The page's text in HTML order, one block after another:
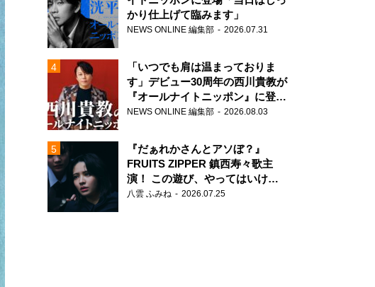
かり仕上げて臨みます」
NEWS ONLINE 編集部 2026.07.31
「いつでも肩は温まっておりま
す」デビュー30周年の西川貴教が
『オールナイトニッポン』に登
場！
NEWS ONLINE 編集部 2026.08.03
『だぁれかさんとアソぼ？』
FRUITS ZIPPER 鎮西寿々歌主
演！ この遊び、やってはいけま
せん。
八雲 ふみね 2026.07.25